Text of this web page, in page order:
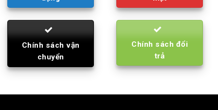
Chính sách vận
chuyển
Chính sách đổi
trả